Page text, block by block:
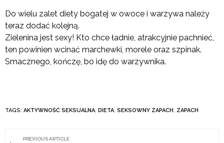
Do wielu zalet diety bogatej w owoce i warzywa należy
teraz dodać kolejną.
Zielenina jest sexy! Kto chce ładnie, atrakcyjnie pachnieć,
ten powinien wcinać marchewki, morele oraz szpinak.
Smacznego, kończę, bo idę do warzywnika.
TAGS: AKTYWNOŚĆ SEKSUALNA, DIETA, SEKSOWNY ZAPACH, ZAPACH
PREVIOUS ARTICLE